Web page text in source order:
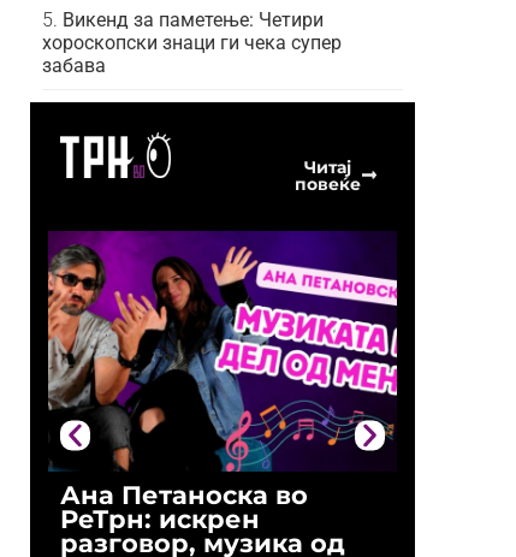
Викенд за паметење: Четири
хороскопски знаци ги чека супер
забава
Читај
повеќе
Ана Петаноска во
РеТрн: искрен
разговор, музика од